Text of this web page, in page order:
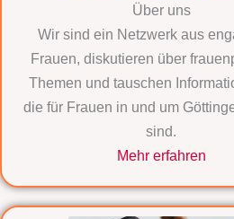
Über uns
Wir sind ein Netzwerk aus
Frauen, diskutieren über
Themen und tauschen
die für Frauen in und um
sind.
Mehr erfahren